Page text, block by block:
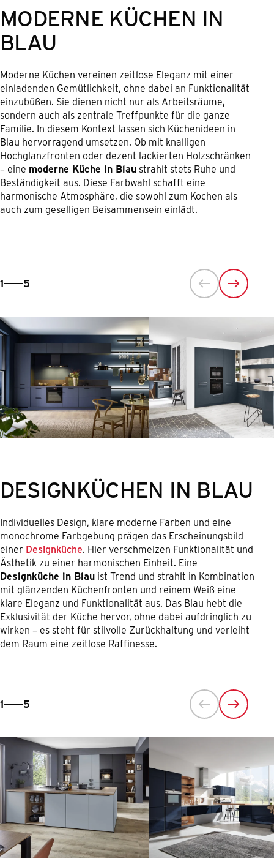
MODERNE KÜCHEN IN
BLAU
Moderne Küchen vereinen zeitlose Eleganz mit einer
einladenden Gemütlichkeit, ohne dabei an Funktionalität
einzubüßen. Sie dienen nicht nur als Arbeitsräume,
sondern auch als zentrale Treffpunkte für die ganze
Familie. In diesem Kontext lassen sich Küchenideen in
Blau hervorragend umsetzen. Ob mit knalligen
Hochglanzfronten oder dezent lackierten Holzschränken
– eine moderne Küche in Blau strahlt stets Ruhe und
Beständigkeit aus. Diese Farbwahl schafft eine
harmonische Atmosphäre, die sowohl zum Kochen als
auch zum geselligen Beisammensein einlädt.
1 5
DESIGNKÜCHEN IN BLAU
Individuelles Design, klare moderne Farben und eine
monochrome Farbgebung prägen das Erscheinungsbild
einer Designküche. Hier verschmelzen Funktionalität und
Ästhetik zu einer harmonischen Einheit. Eine
Designküche in Blau ist Trend und strahlt in Kombination
mit glänzenden Küchenfronten und reinem Weiß eine
klare Eleganz und Funktionalität aus. Das Blau hebt die
Exklusivität der Küche hervor, ohne dabei aufdringlich zu
wirken – es steht für stilvolle Zurückhaltung und verleiht
dem Raum eine zeitlose Raffinesse.
1 5